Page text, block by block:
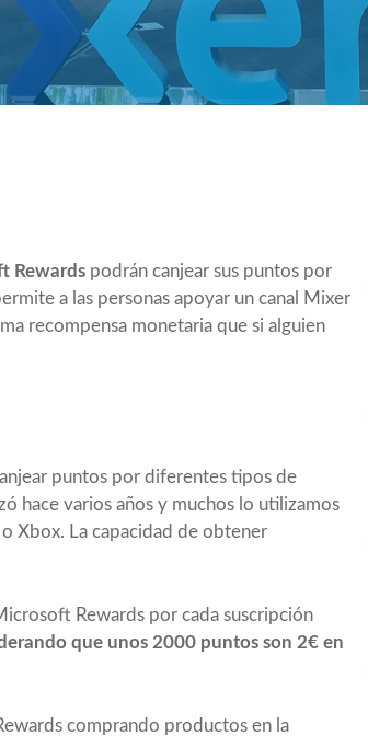
Rewards podrán canjear sus puntos por
a las personas apoyar un canal Mixer
recompensa monetaria que si alguien
puntos por diferentes tipos de
hace varios años y muchos lo utilizamos
Xbox. La capacidad de obtener
Rewards por cada suscripción
que unos 2000 puntos son 2€ en
comprando productos en la